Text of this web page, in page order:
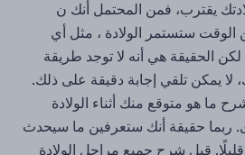
يقترب، فمن المحتمل أنك ن
ستستمر الولادة ، مثل أي
الحقيقة هي أنه لا توجد طريقة
لا يمكن تلقي إجابة دقيقة على ذلك.
ما هو متوقع منك أثناء الولادة
ربما حقيقة أنك ستعرفين ما سيحدث
قبل شرح جميع مراحل الولادة